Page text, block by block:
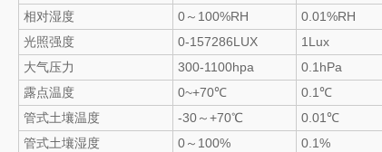
相对湿度
0～100%RH 0.01%RH
光照强度
0-157286LUX 1Lux
大气压力
300-1100hpa 0.1hPa
露点温度
0~+70℃ 0.1℃
管式土壤温度
-30～+70℃ 0.01℃
管式土壤湿度
0～100% 0.1%